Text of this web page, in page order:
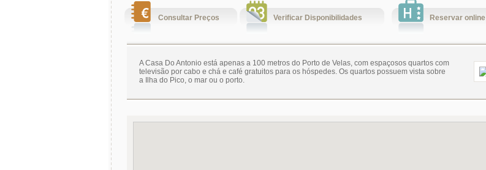
Consultar Preços Verificar Disponibilidades Reservar online
A Casa Do Antonio está apenas a 100 metros do Porto de Velas, com espaçosos quartos com
televisão por cabo e chá e café gratuitos para os hóspedes. Os quartos possuem vista sobre
a Ilha do Pico, o mar ou o porto.